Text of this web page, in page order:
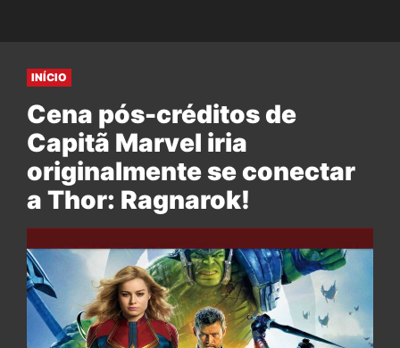
INÍCIO
Cena pós-créditos de
Capitã Marvel iria
originalmente se conectar
a Thor: Ragnarok!